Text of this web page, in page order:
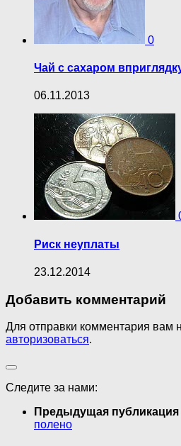
0
Чай с сахаром
06.11.2013
Риск неуплаты
23.12.2014
Добавить комментарий
Для отправки комментария вам
авторизоваться.
Следите за нами:
Предыдущая публикация
полено